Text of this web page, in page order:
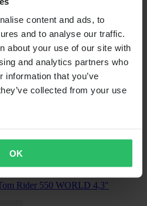
content and ads, to
and to analyse our traffic.
about your use of our site with
and analytics partners who
information that you’ve
collected from your use
OK
Rider 550 WORLD 4,3"